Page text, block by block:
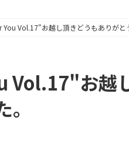
Vol.17"お越し頂きどうもありがと
Vol.17"お越